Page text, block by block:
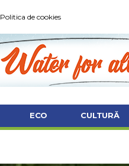
Politica de cookies
ECO CULTURĂ